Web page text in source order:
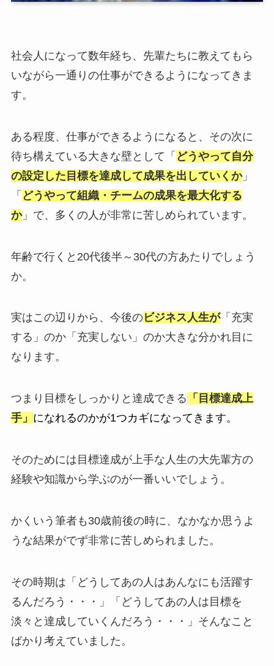
社会人になって数年経ち、先輩たちに教えてもら
いながら一通りの仕事ができるようになってきま
す。
ある程度、仕事ができるようになると、その次に
待ち構えている大きな壁として「 どうやって自分
の設定した目標を達成して成果を出していくか」
「 どうやって組織・チームの成果を最大化する
か」で、多くの人が非常に苦しめられています。
年齢で行くと20代後半～30代の方あたりでしょう
か。
実はこの辺りから、今後のビジネス人生が「充実
する」のか「充実しない」のか大きな分かれ目に
なります。
つまり目標をしっかりと達成できる 「目標達成上
手」 になれるのかが1つカギになってきます。
そのためには目標達成が上手な人生の大先輩方の
経験や知識から学ぶのが一番いいでしょう。
かくいう筆者も30歳前後の時に、なかなか思うよ
うな結果がでず非常に苦しめられました。
その時期は「どうしてあの人はあんなにも活躍す
るんだろう・・・」「どうしてあの人は目標を
淡々と達成していくんだろう・・・」そんなこと
ばかり考えていました。